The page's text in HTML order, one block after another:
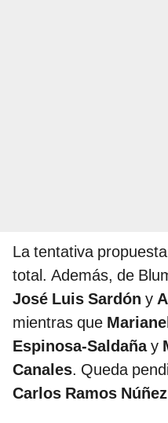
La tentativa
total. Además, de
José Luis Sardón y
mientras que
Espinosa-Saldañay
Canales. Queda
Carlos Ramos